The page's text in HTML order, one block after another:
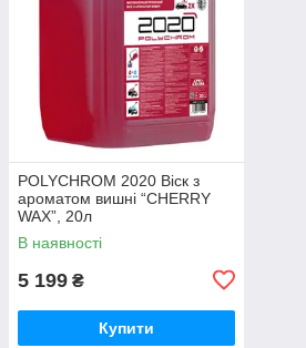
POLYCHROM 2020 Віск з
ароматом вишні “CHERRY
WAX”, 20л
В наявності
5 199 ₴
Купити